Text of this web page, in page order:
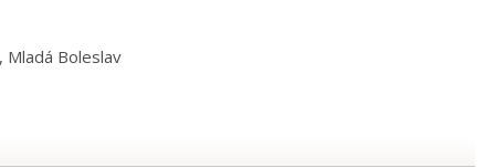
Mladá Boleslav